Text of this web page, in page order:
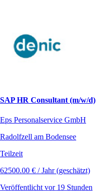
SAP HR Consultant (m/w/d)
Eps Personalservice GmbH
Radolfzell am Bodensee
Teilzeit
62500.00 € / Jahr (geschätzt)
Veröffentlicht vor 19 Stunden